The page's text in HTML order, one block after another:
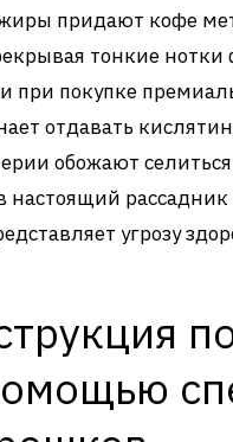
придают кофе
тонкие
при покупке
отдавать
обожают
настоящий
угрозу